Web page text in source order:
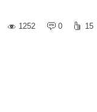
1252
0 15